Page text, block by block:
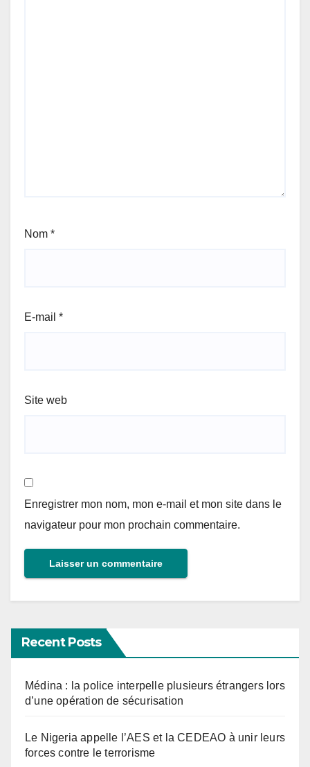
Nom *
E-mail *
Site web
Enregistrer mon nom, mon e-mail et mon site dans le
navigateur pour mon prochain commentaire.
Recent Posts
Médina : la police interpelle plusieurs étrangers lors
d’une opération de sécurisation
Le Nigeria appelle l’AES et la CEDEAO à unir leurs
forces contre le terrorisme